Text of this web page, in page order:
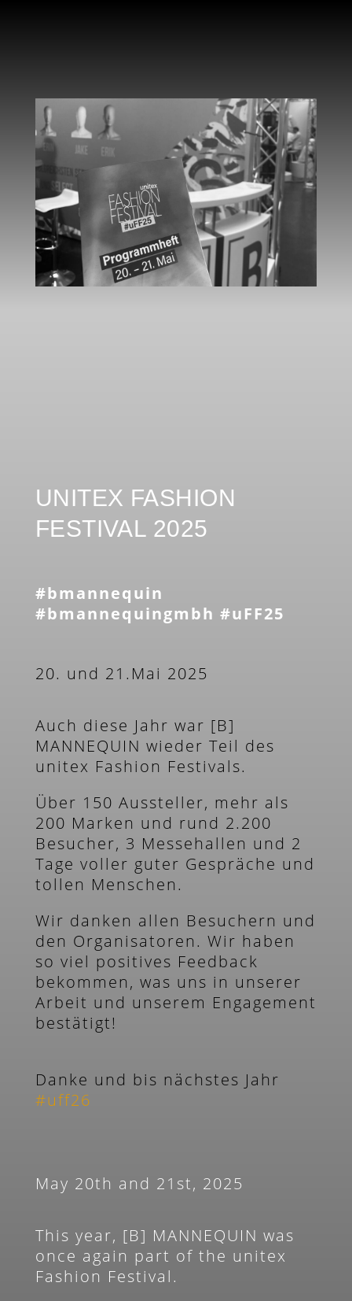
UNITEX FASHION
FESTIVAL 2025
#bmannequin
#bmannequingmbh #uFF25
20. und 21.Mai 2025
Auch diese Jahr war [B]
MANNEQUIN wieder Teil des
unitex Fashion Festivals.
Über 150 Aussteller, mehr als
200 Marken und rund 2.200
Besucher, 3 Messehallen und 2
Tage voller guter Gespräche und
tollen Menschen.
Wir danken allen Besuchern und
den Organisatoren. Wir haben
so viel positives Feedback
bekommen, was uns in unserer
Arbeit und unserem Engagement
bestätigt!
Danke und bis nächstes Jahr
#uff26
May 20th and 21st, 2025
This year, [B] MANNEQUIN was
once again part of the unitex
Fashion Festival.